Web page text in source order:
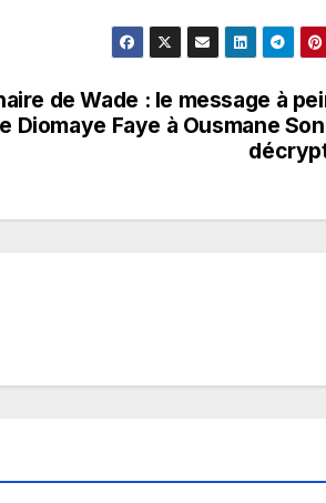
de Wade : le message à
Diomaye Faye à Ousmane